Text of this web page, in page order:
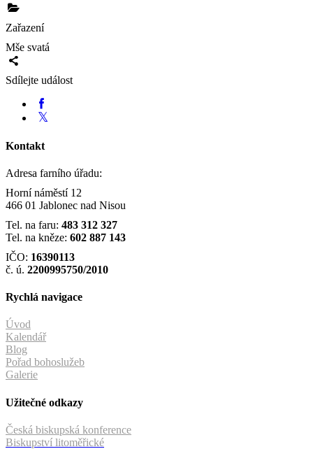
Zařazení
Mše svatá
Sdílejte událost
Kontakt
Adresa farního úřadu:
Horní náměstí 12
466 01 Jablonec nad Nisou
Tel. na faru: 483 312 327
Tel. na kněze: 602 887 143
IČO: 16390113
č. ú. 2200995750/2010
Rychlá navigace
Úvod
Kalendář
Blog
Pořad bohoslužeb
Galerie
Užitečné odkazy
Česká biskupská konference
Biskupství litoměřické